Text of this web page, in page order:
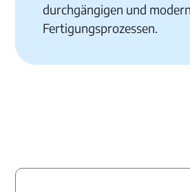
durchgängigen und
Fertigungsprozessen.